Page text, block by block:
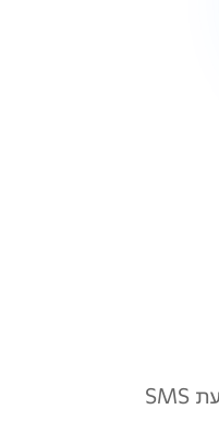
על כל פקס המגיע לטלפון שלכם תקבלו הודעת SMS